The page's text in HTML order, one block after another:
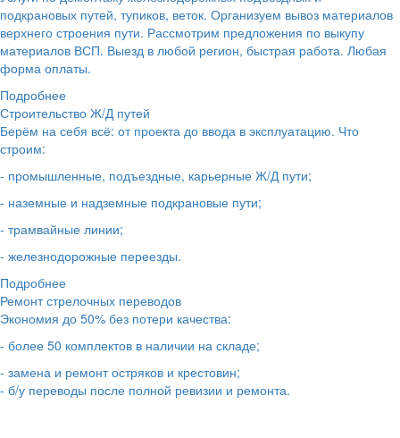
подкрановых путей, тупиков, веток. Организуем вывоз материалов
верхнего строения пути. Рассмотрим предложения по выкупу
материалов ВСП. Выезд в любой регион, быстрая работа. Любая
форма оплаты.
Подробнее
Строительство Ж/Д путей
Берём на себя всё: от проекта до ввода в эксплуатацию. Что
строим:
- промышленные, подъездные, карьерные Ж/Д пути;
- наземные и надземные подкрановые пути;
- трамвайные линии;
- железнодорожные переезды.
Подробнее
Ремонт стрелочных переводов
Экономия до 50% без потери качества:
- более 50 комплектов в наличии на складе;
- замена и ремонт остряков и крестовин;
- б/у переводы после полной ревизии и ремонта.